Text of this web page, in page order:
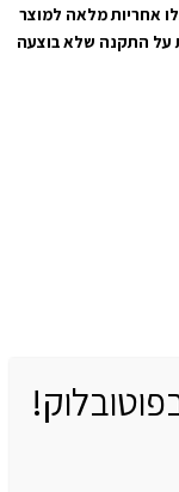
אחריות מלאה למוצר
על התקנה שלא בוצעה